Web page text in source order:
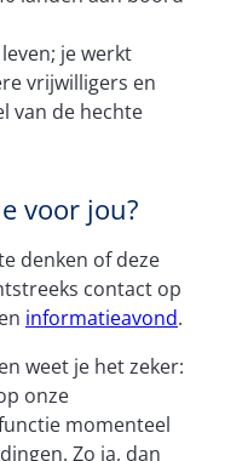
je werkt
vrijwilligers en
van de hechte
voor jou?
denken of deze
contact op
informatieavond.
weet je het zeker:
onze
momenteel
Zo ja, dan